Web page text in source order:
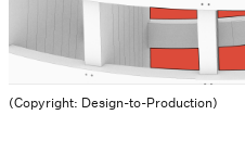
(Copyright: Design-to-Production)